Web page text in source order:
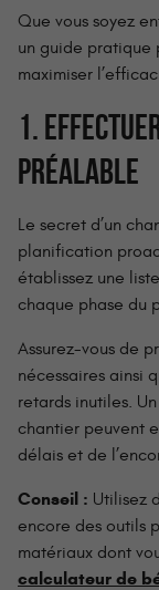
Que vous soyez
un guide pratique
maximiser
1.
PRÉALABLE
Le secret d’un
planification
établissez une
chaque phase du
Assurez-vous de
nécessaires ainsi
retards inutiles.
chantier peuvent
délais et de
Conseil : Utilisez
encore des outils
matériaux dont
calculateur de